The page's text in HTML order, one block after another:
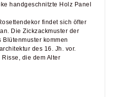
handgeschnitzte Holz Panel
findet sich öfter
Die Zickzackmuster der
kommen
des 16. Jh. vor.
die dem Alter